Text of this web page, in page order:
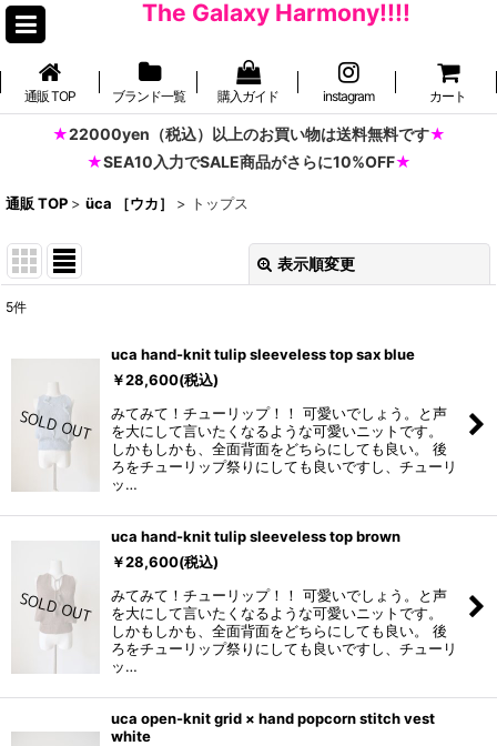
The Galaxy Harmony!!!!
通販 TOP ブランド一覧 購入ガイド instagram カート
22000yen（税込）以上のお買い物は送料無料です
SEA10入力でSALE商品がさらに10%OFF
通販 TOP > üca ［ウカ］ > トップス
表示順変更
並び順
絞り込む
5件
uca hand-knit tulip sleeveless top sax blue
￥28,600(税込)
みてみて！チューリップ！！ 可愛いでしょう。と声
を大にして言いたくなるような可愛いニットです。
しかもしかも、全面背面をどちらにしても良い。 後
ろをチューリップ祭りにしても良いですし、チューリ
ッ…
uca hand-knit tulip sleeveless top brown
￥28,600(税込)
みてみて！チューリップ！！ 可愛いでしょう。と声
を大にして言いたくなるような可愛いニットです。
しかもしかも、全面背面をどちらにしても良い。 後
ろをチューリップ祭りにしても良いですし、チューリ
ッ…
uca open-knit grid × hand popcorn stitch vest
white